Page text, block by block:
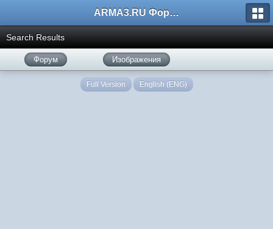
ARMA3.RU Форум
Search Results
Форум Изображения
Full Version English (ENG)